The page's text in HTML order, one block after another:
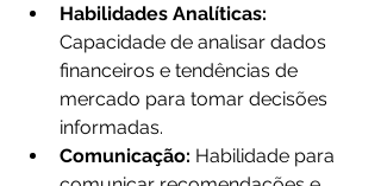
Habilidades Analíticas:
Capacidade de analisar dados
financeiros e tendências de
mercado para tomar decisões
informadas.
Comunicação: Habilidade para